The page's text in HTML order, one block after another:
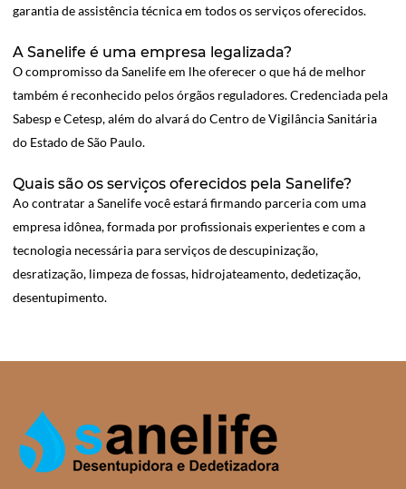
garantia de assistência técnica em todos os serviços oferecidos.
A Sanelife é uma empresa legalizada?
O compromisso da Sanelife em lhe oferecer o que há de melhor
também é reconhecido pelos órgãos reguladores. Credenciada pela
Sabesp e Cetesp, além do alvará do Centro de Vigilância Sanitária
do Estado de São Paulo.
Quais são os serviços oferecidos pela Sanelife?
Ao contratar a Sanelife você estará firmando parceria com uma
empresa idônea, formada por profissionais experientes e com a
tecnologia necessária para serviços de descupinização,
desratização, limpeza de fossas, hidrojateamento, dedetização,
desentupimento.